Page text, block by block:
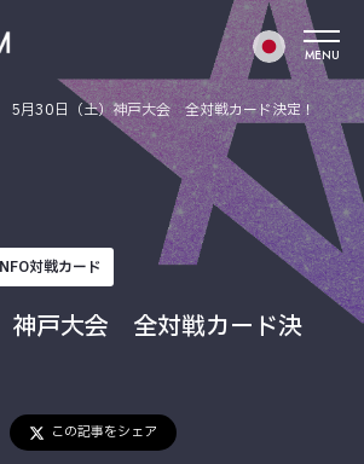
MENU
5月30日（土）神戸大会 全対戦カード決定！
対戦カード
神戸大会 全対戦カード決
この記事をシェア